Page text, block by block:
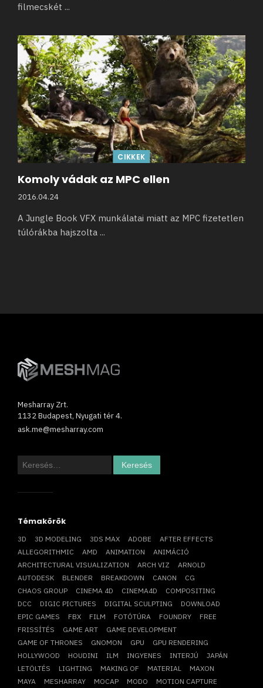
filmecskét ...
CIKKEK
Komoly vádak az MPC ellen
2016.04.24
A Jungle Book VFX munkálatai miatt az MPC fizetetlen
túlórákba hajszolta ...
Mesharray Zrt.
1132 Budapest, Nyugati tér 4.
ask.me@mesharray.com
Keresés:
Témakörök
3D 3D MODELING 3DS MAX ADOBE
AFTER EFFECTS
ALLEGORITHMIC
AMD ANIMATION
ANIMÁCIÓ
ARCHITECTURAL VISUALIZATION
ARCH VIZ
ARNOLD
AUTODESK
BLENDER BREAKDOWN CANON
CG
CHAOS GROUP
CINEMA 4D CINEMA4D
COMPOSITING
DCC
DIGIC PICTURES DIGITAL SCULPTING
DOWNLOAD
EPIC GAMES
FBX FILM FOTÓTÚRA FOUNDRY
FREE
FRISSÍTÉS
GAME ART
GAME DEVELOPMENT
GAME OF THRONES
GNOMON GPU
GPU RENDERING
HOLLYWOOD
HOUDINI ILM INGYENES INTERJÚ
JAPÁN
LETÖLTÉS
LIGHTING MAKING OF MATERIAL
MAXON
MAYA
MESHARRAY MOCAP MODO MOTION CAPTURE